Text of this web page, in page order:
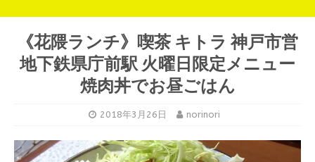
《花隈ランチ》喫茶 キトラ 神戸市営
地下鉄県庁前駅 火曜日限定メニュー
焼肉丼でお昼ごはん
2018年3月26日 norinori